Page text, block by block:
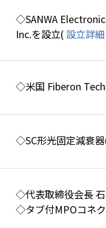
◇SANWA
Inc.を設立( 設立詳細
◇米国 Fiberon
◇SC形光固定減衰
◇代表取締役会長
◇タブ付MPOコネ